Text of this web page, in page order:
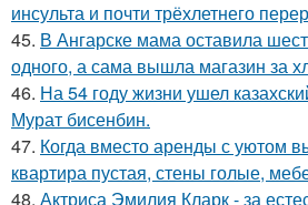
инсульта и почти трёхлетнего
45. В Ангарске мама оставила
одного, а сама вышла магазин за
46. На 54 году жизни ушел
Мурат бисенбин.
47. Когда вместо аренды с уютом
квартира пустая, стены голые,
48. Актриса Эмилия Кларк - за